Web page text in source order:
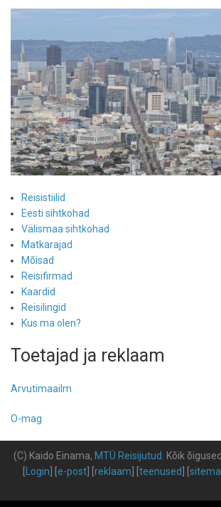
Reisistiilid
Eesti sihtkohad
Välismaa sihtkohad
Matkarajad
Mõisad
Reisifirmad
Kaardid
Reisilingid
Kus ma olen?
Toetajad ja reklaam
Arvutimaailm
O-mag
(C) Kaido Einama, MTÜ Reisijutud Kõik
Login e-post] [ reklaam teenused